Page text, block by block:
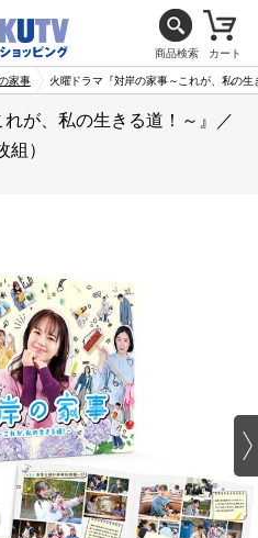
商品検索 カート
家事 火曜ドラマ『対岸の家事～これが、私の
が、私の生きる道！～』／
）